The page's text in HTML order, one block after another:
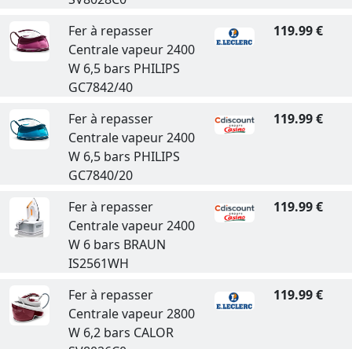
Fer à repasser
Centrale vapeur 2400
W 6,5 bars PHILIPS
GC7842/40
119.99 €
Fer à repasser
Centrale vapeur 2400
W 6,5 bars PHILIPS
GC7840/20
119.99 €
Fer à repasser
Centrale vapeur 2400
W 6 bars BRAUN
IS2561WH
119.99 €
Fer à repasser
Centrale vapeur 2800
W 6,2 bars CALOR
119.99 €